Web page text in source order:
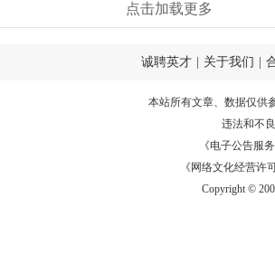
点击加载更多
诚聘英才 关于我们
本站所有文章、数据仅供
违法和不
《电子公告服务
《网络文化经营许
Copyright ©